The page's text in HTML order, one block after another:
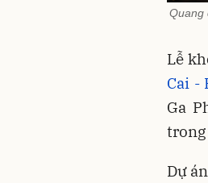
Quang
Lễ
Cai -
Ga
trong
Dự